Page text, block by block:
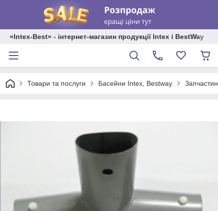
«Intex-Best» - інтернет-магазин продукції Intex і BestWay
Товари та послуги Басейни Intex, Bestway